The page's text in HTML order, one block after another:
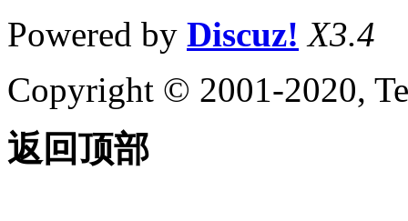
Powered by Discuz! X3.4
Copyright © 2001-2020,
返回顶部